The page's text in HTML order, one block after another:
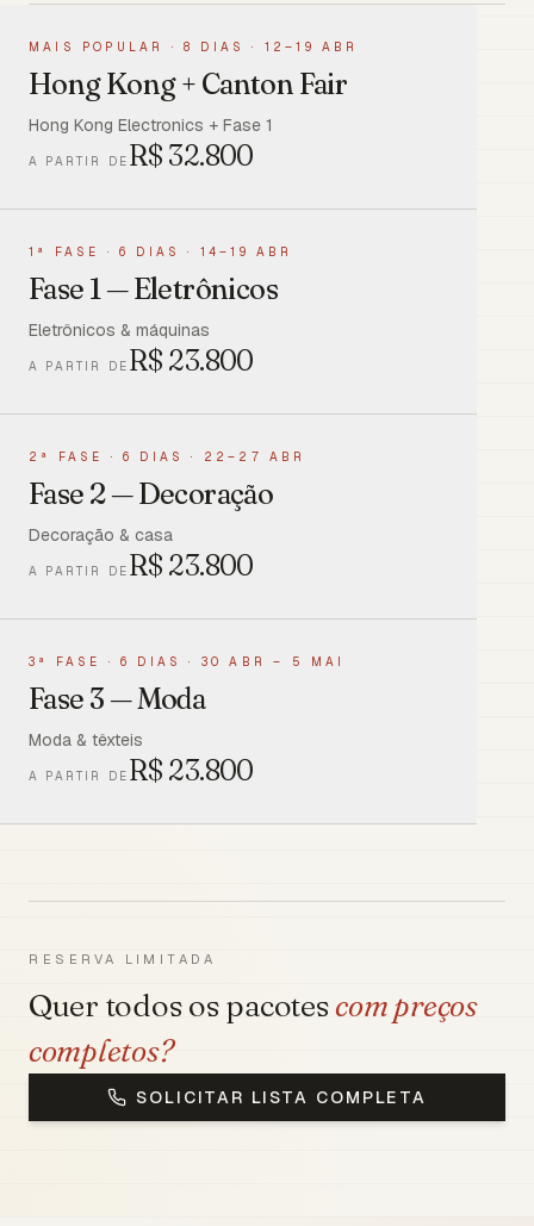
MAIS POPULAR · 8 DIAS · 12–19 ABR
Hong Kong + Canton Fair
Hong Kong Electronics + Fase 1
A PARTIR DE R$ 32.800
1ª FASE · 6 DIAS · 14–19 ABR
Fase 1 — Eletrônicos
Eletrônicos & máquinas
A PARTIR DE R$ 23.800
2ª FASE · 6 DIAS · 22–27 ABR
Fase 2 — Decoração
Decoração & casa
A PARTIR DE R$ 23.800
3ª FASE · 6 DIAS · 30 ABR – 5 MAI
Fase 3 — Moda
Moda & têxteis
A PARTIR DE R$ 23.800
RESERVA LIMITADA
Quer todos os pacotescom preços
completos?
SOLICITAR LISTA COMPLETA